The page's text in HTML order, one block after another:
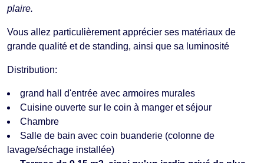
plaire.
Vous allez particulièrement apprécier ses matériaux de
grande qualité et de standing, ainsi que sa luminosité
Distribution:
grand hall d'entrée avec armoires murales
Cuisine ouverte sur le coin à manger et séjour
Chambre
Salle de bain avec coin buanderie (colonne de
lavage/séchage installée)